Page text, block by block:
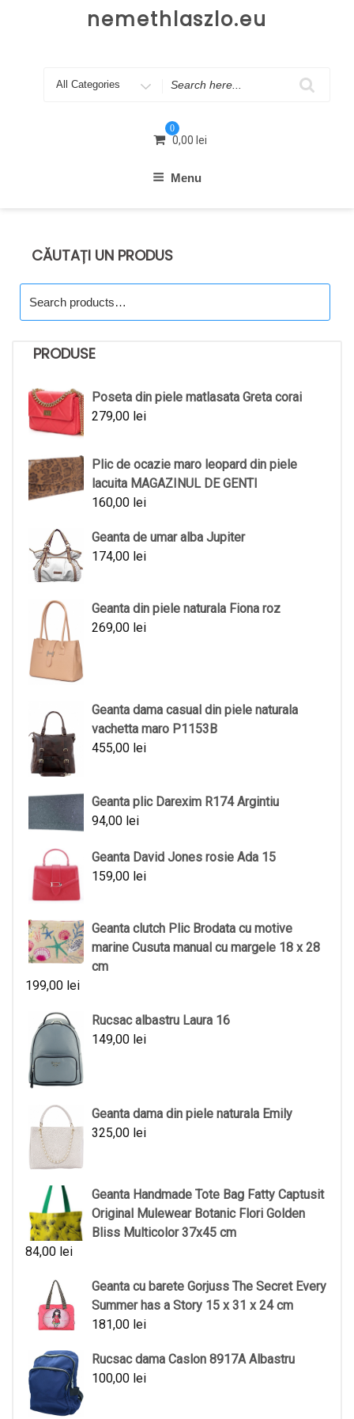
nemethlaszlo.eu
Search
0
0,00 lei
Menu
CĂUTAȚI UN PRODUS
for:
PRODUSE
Poseta din piele matlasata Greta corai
279,00 lei
Plic de ocazie maro leopard din piele
lacuita MAGAZINUL DE GENTI
160,00 lei
Geanta de umar alba Jupiter
174,00 lei
Geanta din piele naturala Fiona roz
269,00 lei
Geanta dama casual din piele naturala
vachetta maro P1153B
455,00 lei
Geanta plic Darexim R174 Argintiu
94,00 lei
Geanta David Jones rosie Ada 15
159,00 lei
Geanta clutch Plic Brodata cu motive
marine Cusuta manual cu margele 18 x 28
cm
199,00 lei
Rucsac albastru Laura 16
149,00 lei
Geanta dama din piele naturala Emily
325,00 lei
Geanta Handmade Tote Bag Fatty Captusit
Original Mulewear Botanic Flori Golden
Bliss Multicolor 37x45 cm
84,00 lei
Geanta cu barete Gorjuss The Secret Every
Summer has a Story 15 x 31 x 24 cm
181,00 lei
Rucsac dama Caslon 8917A Albastru
100,00 lei